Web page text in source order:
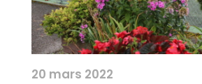
20 mars 2022